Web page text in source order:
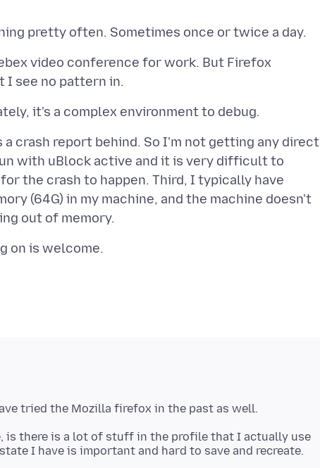
video conference for work. But Firefox
crash report behind. So I'm not getting any direct
with uBlock active and it is very difficult to
the crash to happen. Third, I typically have
(64G) in my machine, and the machine doesn't
is there is a lot of stuff in the profile that I actually use